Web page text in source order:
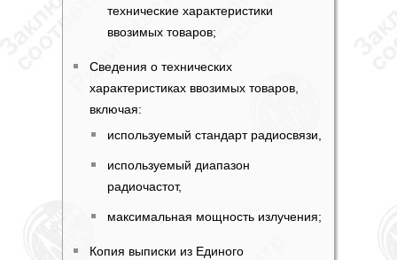
технические характеристики
ввозимых товаров;
Сведения о технических
характеристиках ввозимых товаров,
включая:
используемый стандарт радиосвязи,
используемый диапазон
радиочастот,
максимальная мощность излучения;
Копия выписки из Единого